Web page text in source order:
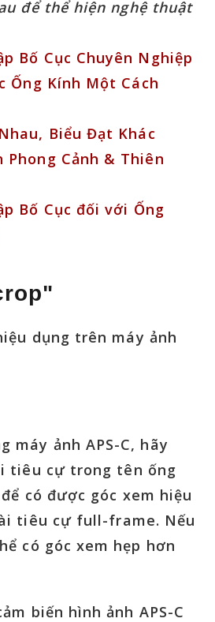
để thể hiện nghệ thuật
Bố Cục Chuyên Nghiệp
Ống Kính Một Cách
Biểu Đạt Khác
Phong Cảnh & Thiên
Bố Cục đối với Ống
dụng trên máy ảnh
máy ảnh APS-C, hãy
tiêu cự trong tên ống
có được góc xem hiệu
tiêu cự full-frame. Nếu
có góc xem hẹp hơn
biến hình ảnh APS-C